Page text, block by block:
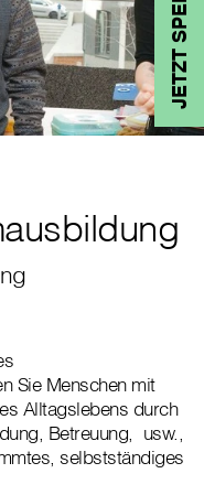
Sie Menschen mit
Alltagslebens durch
Betreuung, usw.,
selbstständiges